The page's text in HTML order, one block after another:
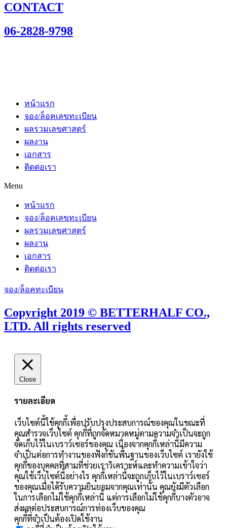
CONTACT
06-2828-9798
หน้าแรก
จอง/ล็อคเลขทะเบียน
ผลรวมเลขศาสตร์
ผลงาน
เอกสาร
ติดต่อเรา
Menu
หน้าแรก
จอง/ล็อคเลขทะเบียน
ผลรวมเลขศาสตร์
ผลงาน
เอกสาร
ติดต่อเรา
จอง/ล็อคทะเบียน
Copyright 2019 © BETTERHALF CO.,
LTD. All rights reserved
Close
รายละเอียด
เว็บไซต์นี้ใช้คุกกี้เพื่อปรับปรุงประสบการณ์ของคุณในขณะที่
คุณสำรวจเว็บไซต์ คุกกี้ที่ถูกจัดหมวดหมู่ตามความจำเป็นจะถูก
จัดเก็บไว้ในเบราว์เซอร์ของคุณ เนื่องจากคุกกี้เหล่านี้มีความ
จำเป็นต่อการทำงานของฟังก์ชันพื้นฐานของเว็บไซต์ เรายังใช้
คุกกี้ของบุคคลที่สามที่ช่วยเราวิเคราะห์และทำความเข้าใจว่า
คุณใช้เว็บไซต์นี้อย่างไร คุกกี้เหล่านี้จะถูกเก็บไว้ในเบราว์เซอร์
ของคุณเมื่อได้รับความยินยอมจากคุณเท่านั้น คุณยังมีตัวเลือก
ในการเลือกไม่ใช้คุกกี้เหล่านี้ แต่การเลือกไม่ใช้คุกกี้บางตัวอาจ
ส่งผลต่อประสบการณ์การท่องเว็บของคุณ
คุกกี้ที่จำเป็นต้องเปิดใช้งาน